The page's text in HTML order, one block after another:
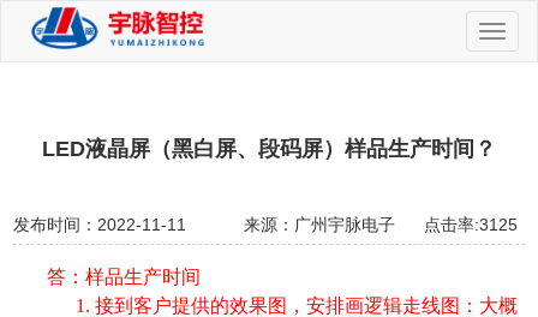
切
换
LED液晶屏（黑白屏、段码屏）样品生产时间？
发布时间：2022-11-11 来源：广州宇脉电子 点击率:3125
答：样品生产时间
1. 接到客户提供的效果图，安排画逻辑走线图：大概